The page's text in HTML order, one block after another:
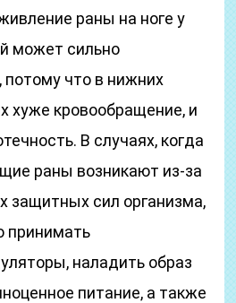
раны на ноге у
может сильно
потому что в нижних
хуже кровообращение, и
В случаях, когда
раны возникают из-за
защитных сил организма,
принимать
наладить образ
питание, а также